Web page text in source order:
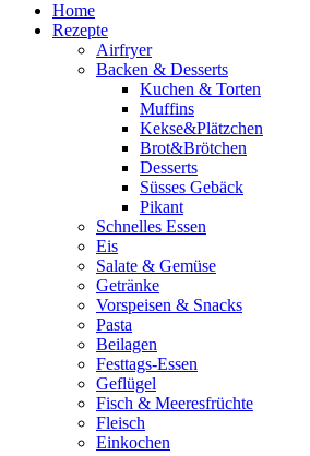
Home
Rezepte
Airfryer
Backen & Desserts
Kuchen & Torten
Muffins
Kekse&Plätzchen
Brot&Brötchen
Desserts
Süsses Gebäck
Pikant
Schnelles Essen
Eis
Salate & Gemüse
Getränke
Vorspeisen & Snacks
Pasta
Beilagen
Festtags-Essen
Geflügel
Fisch & Meeresfrüchte
Fleisch
Einkochen